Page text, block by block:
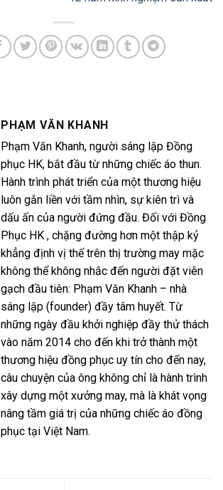
PHẠM VĂN KHANH
Phạm Văn Khanh, người sáng lập Đồng
phục HK, bắt đầu từ những chiếc áo thun.
Hành trình phát triển của một thương hiệu
luôn gắn liền với tầm nhìn, sự kiên trì và
dấu ấn của người đứng đầu. Đối với Đồng
Phục HK , chặng đường hơn một thập kỷ
khẳng định vị thế trên thị trường may mặc
không thể không nhắc đến người đặt viên
gạch đầu tiên: Phạm Văn Khanh – nhà
sáng lập (founder) đầy tâm huyết. Từ
những ngày đầu khởi nghiệp đầy thử thách
vào năm 2014 cho đến khi trở thành một
thương hiệu đồng phục uy tín cho đến nay,
câu chuyện của ông không chỉ là hành trình
xây dựng một xưởng may, mà là khát vọng
nâng tầm giá trị của những chiếc áo đồng
phục tại Việt Nam.